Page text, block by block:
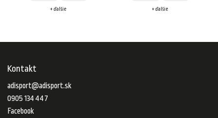
+ ďalšie + ďalšie
Kontakt
adisport@adisport.sk
0905 134 447
Facebook